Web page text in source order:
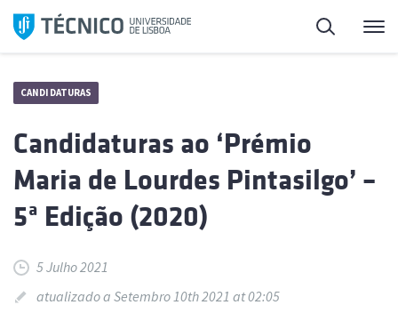
Saltar
para
Pesquisa
CANDIDATURAS
Candidaturas ao ‘Prémio
Maria de Lourdes Pintasilgo’ –
5ª Edição (2020)
5 Julho 2021
atualizado a Setembro 10th 2021 at 02:05